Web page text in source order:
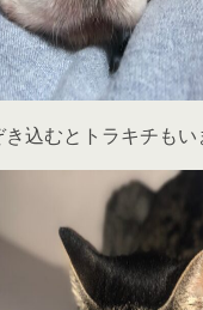
込むとトラキチもい